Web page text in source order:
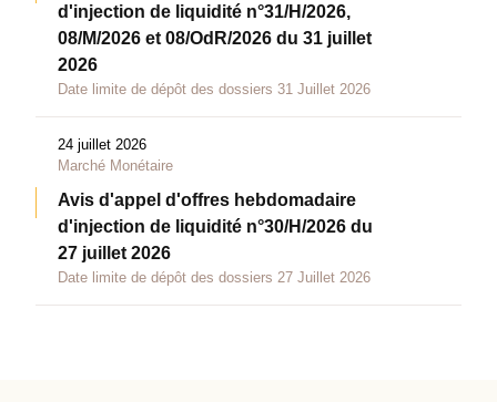
d'injection de liquidité n°31/H/2026,
08/M/2026 et 08/OdR/2026 du 31 juillet
2026
Date limite de dépôt des dossiers 31 Juillet 2026
24 juillet 2026
Marché Monétaire
Avis d'appel d'offres hebdomadaire
d'injection de liquidité n°30/H/2026 du
27 juillet 2026
Date limite de dépôt des dossiers 27 Juillet 2026